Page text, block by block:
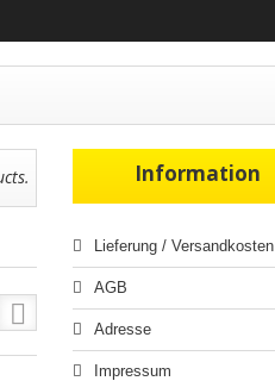
Information
Lieferung / Versandkosten
AGB
Adresse
Impressum